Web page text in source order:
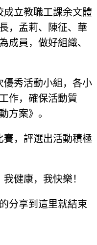
成立教職工課余文體
，孟莉、陳征、華
成員，做好組織、
優秀活動小組，各小
作，確保活動質
方案》。
賽，評選出活動積極
健康，我快樂！
分享到這里就結束